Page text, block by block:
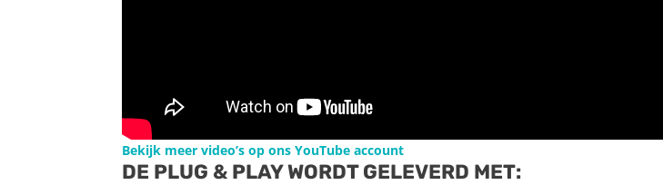
Bekijk meer video’s op ons YouTube account
DE PLUG & PLAY WORDT GELEVERD MET: